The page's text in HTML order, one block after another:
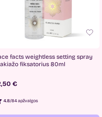
facts weightless setting spray
fiksatorius 80ml
€
4.8/84 apžvalgos